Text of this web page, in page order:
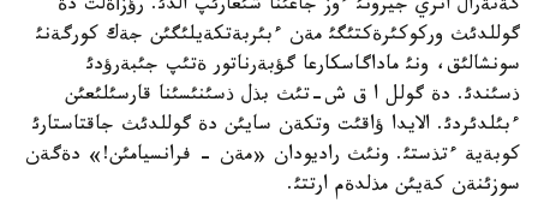
گةنةرال انري جيرونئ ءوز جاعئنا شئعارئپ الدئ. رؤزأةلت دة
گوللدئث وركوكئرةكتئگئ مةن ءبئربةتكةيلئگئن جةك كورگةنئ
سونشالئق، ونئ ماداگاسكارعا گؤبةرناتور ةتئپ جئبةرؤدئ
ذسئندئ. دة گولل ا ق ش-تئث بذل ذسئنئسئنا قارسئلئعئن
ءبئلدئردئ. الايدا ؤاقئت وتكةن سايئن دة گوللدئث جاقتاستارئ
كوبةية ءتذستئ. ونئث راديودان «مةن - فرانسيامئن!» دةگةن
سوزئنةن كةيئن مذلدةم ارتتئ.